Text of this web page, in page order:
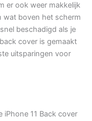
er ook weer makkelijk
wat boven het scherm
beschadigd als je
cover is gemaakt
uitsparingen voor
iPhone 11 Back cover